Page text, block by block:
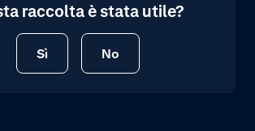
raccolta è stata utile?
Sì No